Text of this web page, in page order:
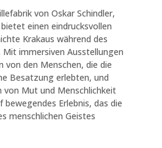
von Oskar Schindler,
einen eindrucksvollen
Krakaus während des
immersiven Ausstellungen
von den Menschen, die die
Besatzung erlebten, und
von Mut und Menschlichkeit
bewegendes Erlebnis, das die
menschlichen Geistes